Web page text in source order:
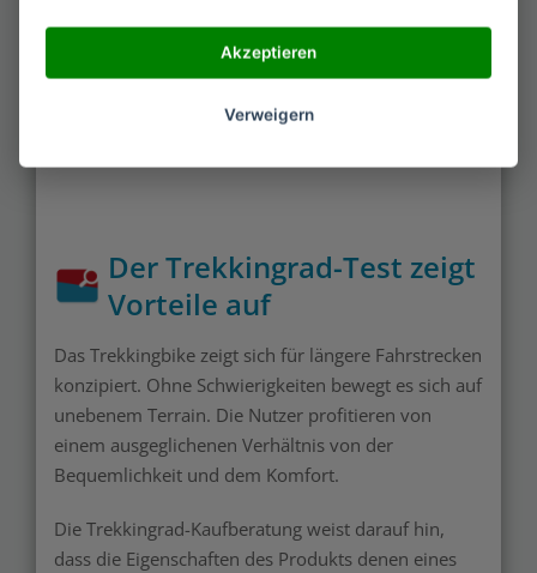
ausschließlich bedingt. Im Vergleich zu diesem
präsentiert sich eine weniger angepasste Geometrie
Ratgeber von einer verschlechterten Fahrstabilität
Der Trekkingrad-Test zeigt
Vorteile auf
Das Trekkingbike zeigt sich für längere Fahrstrecken
konzipiert. Ohne Schwierigkeiten bewegt es sich auf
unebenem Terrain. Die Nutzer profitieren von
einem ausgeglichenen Verhältnis von der
Bequemlichkeit und dem Komfort.
Die Trekkingrad-Kaufberatung weist darauf hin,
dass die Eigenschaften des Produkts denen eines
Akzeptieren
Verweigern